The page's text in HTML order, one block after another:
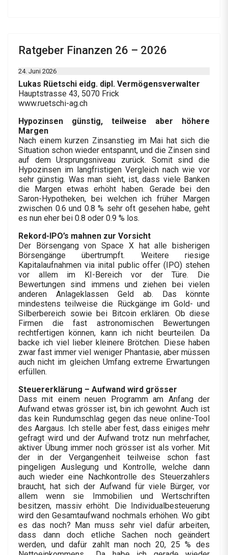
Ratgeber Finanzen 26 – 2026
24. Juni 2026
Lukas Rüetschi eidg. dipl. Vermögensverwalter
Hauptstrasse 43, 5070 Frick
www.ruetschi-ag.ch
Hypozinsen günstig, teilweise aber höhere
Margen
Nach einem kurzen Zinsanstieg im Mai hat sich die
Situation schon wieder entspannt, und die Zinsen sind
auf dem Ursprungsniveau zurück. Somit sind die
Hypozinsen im langfristigen Vergleich nach wie vor
sehr günstig. Was man sieht, ist, dass viele Banken
die Margen etwas erhöht haben. Gerade bei den
Saron-Hypotheken, bei welchen ich früher Margen
zwischen 0.6 und 0.8 % sehr oft gesehen habe, geht
es nun eher bei 0.8 oder 0.9 % los.
Rekord-IPO’s mahnen zur Vorsicht
Der Börsengang von Space X hat alle bisherigen
Börsengänge übertrumpft. Weitere riesige
Kapitalaufnahmen via inital public offer (IPO) stehen
vor allem im KI-Bereich vor der Türe. Die
Bewertungen sind immens und ziehen bei vielen
anderen Anlageklassen Geld ab. Das könnte
mindestens teilweise die Rückgänge im Gold- und
Silberbereich sowie bei Bitcoin erklären. Ob diese
Firmen die fast astronomischen Bewertungen
rechtfertigen können, kann ich nicht beurteilen. Da
backe ich viel lieber kleinere Brötchen. Diese haben
zwar fast immer viel weniger Phantasie, aber müssen
auch nicht im gleichen Umfang extreme Erwartungen
erfüllen.
Steuererklärung – Aufwand wird grösser
Dass mit einem neuen Programm am Anfang der
Aufwand etwas grösser ist, bin ich gewohnt. Auch ist
das kein Rundumschlag gegen das neue online-Tool
des Aargaus. Ich stelle aber fest, dass einiges mehr
gefragt wird und der Aufwand trotz nun mehrfacher,
aktiver Übung immer noch grösser ist als vorher. Mit
der in der Vergangenheit teilweise schon fast
pingeligen Auslegung und Kontrolle, welche dann
auch wieder eine Nachkontrolle des Steuerzahlers
braucht, hat sich der Aufwand für viele Bürger, vor
allem wenn sie Immobilien und Wertschriften
besitzen, massiv erhöht. Die Individualbesteuerung
wird den Gesamtaufwand nochmals erhöhen. Wo gibt
es das noch? Man muss sehr viel dafür arbeiten,
dass dann doch etliche Sachen noch geändert
werden, und dafür zahlt man noch 20, 25 % des